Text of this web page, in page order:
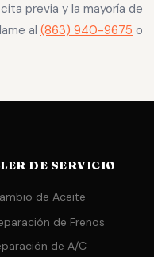
previa y la mayoría de
al (863) 940-9675 o
DE SERVICIO
de Aceite
de Frenos
de A/C